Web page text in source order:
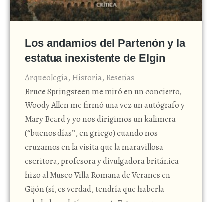
Los andamios del Partenón y la
estatua inexistente de Elgin
Arqueología, Historia, Reseñas
Bruce Springsteen me miró en un concierto,
Woody Allen me firmó una vez un autógrafo y
Mary Beard y yo nos dirigimos un kalimera
(“buenos días”, en griego) cuando nos
cruzamos en la visita que la maravillosa
escritora, profesora y divulgadora británica
hizo al Museo Villa Romana de Veranes en
Gijón (sí, es verdad, tendría que haberla